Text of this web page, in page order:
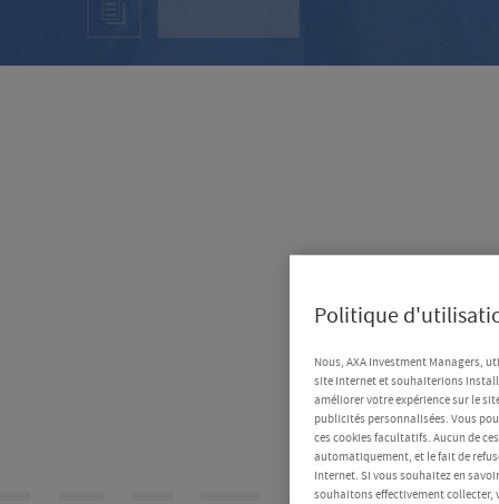
Politique
Nous, AXA Investment Managers,
site Internet et souhaiterions
améliorer votre expérience sur le
publicités personnalisées. Vous
ces cookies facultatifs. Aucun de
automatiquement, et le fait de
Internet. Si vous souhaitez en
souhaitons effectivement collecter,